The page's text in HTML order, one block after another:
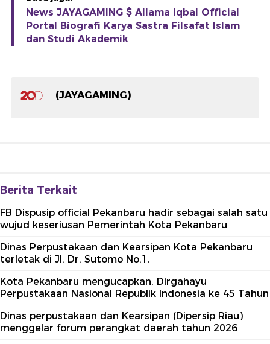
News JAYAGAMING $ Allama Iqbal Official
Portal Biografi Karya Sastra Filsafat Islam
dan Studi Akademik
(JAYAGAMING)
Berita Terkait
FB Dispusip official Pekanbaru hadir sebagai salah satu
wujud keseriusan Pemerintah Kota Pekanbaru
Dinas Perpustakaan dan Kearsipan Kota Pekanbaru
terletak di Jl. Dr. Sutomo No.1,
Kota Pekanbaru mengucapkan. Dirgahayu
Perpustakaan Nasional Republik Indonesia ke 45 Tahun
Dinas perpustakaan dan Kearsipan (Dipersip Riau)
menggelar forum perangkat daerah tahun 2026